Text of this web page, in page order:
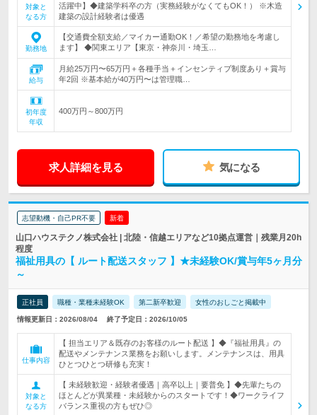
対象と
なる方
活躍中】◆建築学科卒の方（実務経験がなくてもOK！） ※木造
建築の設計経験者は優遇
勤務地
【交通費全額支給／マイカー通勤OK！／希望の勤務地を考慮し
ます】 ◆関東エリア【東京・神奈川・埼玉…
給与
月給25万円〜65万円＋各種手当＋インセンティブ制度あり＋賞与
年2回 ※基本給が40万円〜は管理職…
初年度
年収
400万円～800万円
求人詳細を見る 気になる
志望動機・自己PR不要 新着
山口ハウステクノ株式会社 | 北陸・信越エリアなど10拠点運営｜残業月20h
程度
福祉用具の【 ルート配送スタッフ 】★未経験OK/賞与年5ヶ月分
～
正社員 職種・業種未経験OK 第二新卒歓迎 女性のおしごと掲載中
情報更新日：2026/08/04 終了予定日：2026/10/05
仕事内容
【 担当エリア＆既存のお客様のルート配送 】◆『福祉用具』の
配送やメンテナンス業務をお願いします。メンテナンスは、用具
ひとつひとつ研修も充実！
対象と
なる方
【 未経験歓迎・経験者優遇｜高卒以上｜要普免 】◆先輩たちの
ほとんどが異業種・未経験からのスタートです！◆ワークライフ
バランス重視の方もぜひ◎